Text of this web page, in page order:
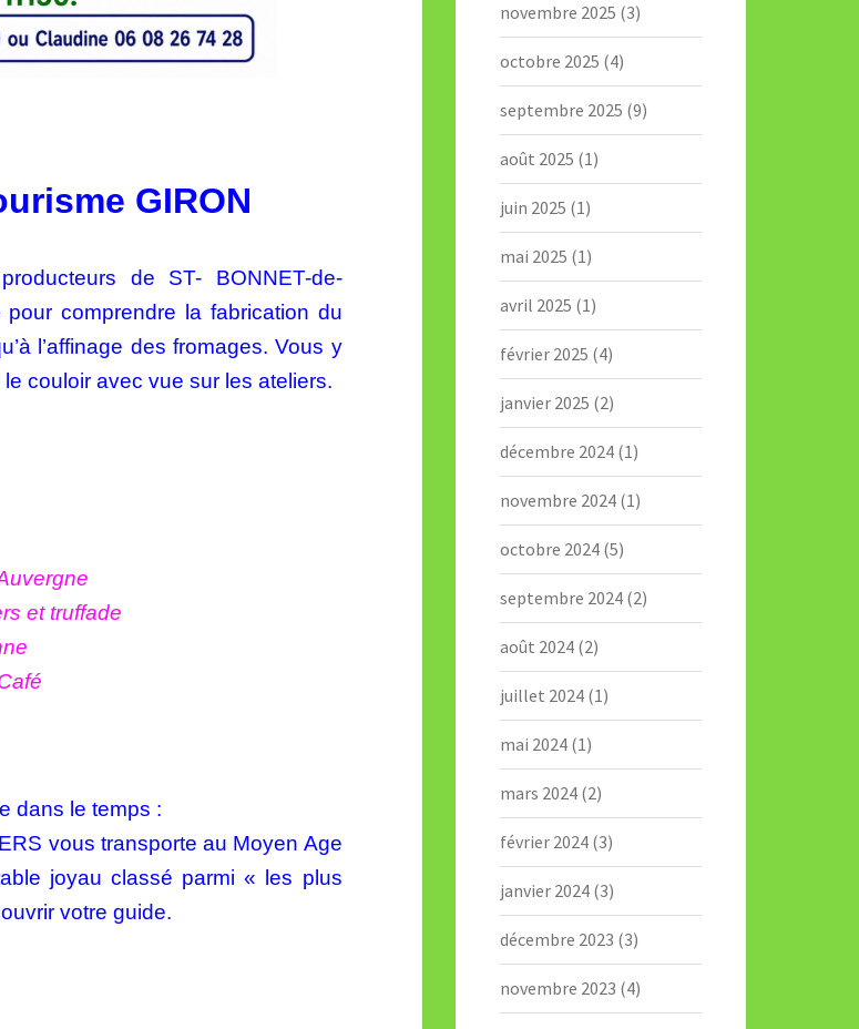
GIRON
de ST- BONNET-de-
pourcomprendre la fabrication du
l’affinage des fromages. Vous y
couloir avec vue sur les ateliers.
et truffade
dans le temps :
vous transporte au Moyen Age
joyau classé parmi « les plus
votre guide.
novembre 2025 (3)
octobre 2025 (4)
septembre 2025 (9)
août 2025 (1)
juin 2025 (1)
mai 2025 (1)
avril 2025 (1)
février 2025 (4)
janvier 2025 (2)
décembre 2024(1)
novembre 2024(1)
octobre 2024(5)
septembre 2024(2)
août 2024(2)
juillet 2024(1)
mai 2024(1)
mars 2024(2)
février 2024(3)
janvier 2024(3)
décembre 2023 (3)
novembre 2023 (4)